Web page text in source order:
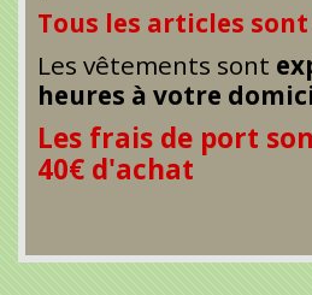
Tous les articles
Les vêtements sont
heures à votre
Les frais de port
40€ d'achat